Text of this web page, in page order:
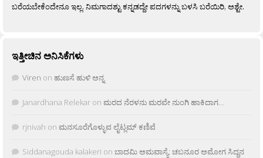
ಬರೆಯಬೇಕೆಂದೇನೂ ಇಲ್ಲ. ನಿಮಗಾದಶ್ಟು ಕನ್ನಡದ್ದೇ ಪದಗಳನ್ನು ಬಳಸಿ ಬರೆಯಿರಿ, ಅಶ್ಟೇ.
ಇತ್ತೀಚಿನ ಅನಿಸಿಕೆಗಳು
Viren on ಹುಣಸೆ ಹುಳಿ ಅನ್ನ
Janardhana Relekar on ಮರದ ನೆರಳನು ಮರವೇ ನುಂಗಿ ಹಾಕಿದಾಗ…
rjnivah on ಮನಸೂರೆಗೊಳ್ಳುವ ಲೈಟ್ಲಮ್ ಕಣಿವೆ
Siddanagouda kalakeri on ಬಾದಮಿ ಅಮವಾಸ್ಯೆ: ಚಬನೂರ ಅಮೋಗ ಸಿದ್ದನ